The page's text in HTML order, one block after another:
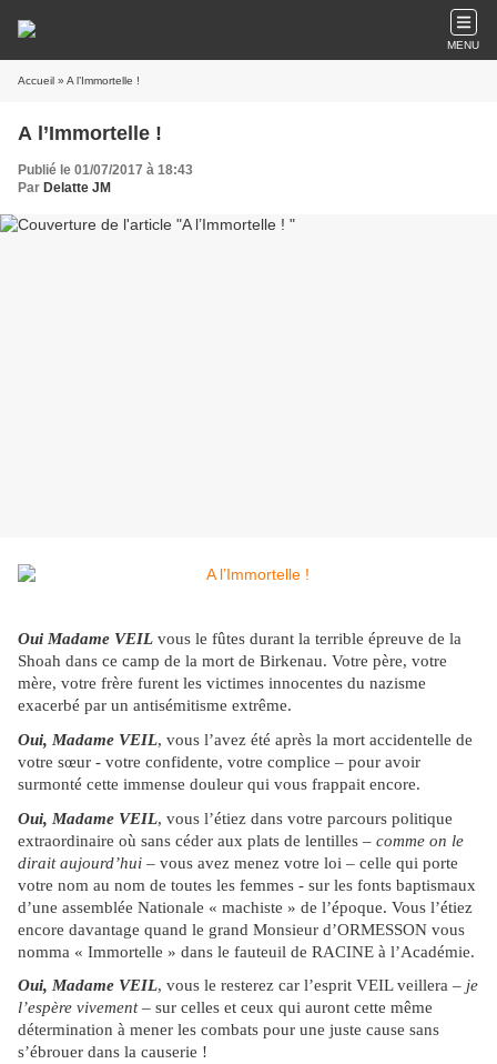
MENU
Accueil » A l’Immortelle !
A l’Immortelle !
Publié le 01/07/2017 à 18:43
Par Delatte JM
Oui Madame VEIL vous le fûtes durant la terrible épreuve de la
Shoah dans ce camp de la mort de Birkenau. Votre père, votre
mère, votre frère furent les victimes innocentes du nazisme
exacerbé par un antisémitisme extrême.
Oui, Madame VEIL, vous l’avez été après la mort accidentelle de
votre sœur - votre confidente, votre complice – pour avoir
surmonté cette immense douleur qui vous frappait encore.
Oui, Madame VEIL, vous l’étiez dans votre parcours politique
extraordinaire où sans céder aux plats de lentilles – comme on le
dirait aujourd’hui – vous avez menez votre loi – celle qui porte
votre nom au nom de toutes les femmes - sur les fonts baptismaux
d’une assemblée Nationale « machiste » de l’époque. Vous l’étiez
encore davantage quand le grand Monsieur d’ORMESSON vous
nomma « Immortelle » dans le fauteuil de RACINE à l’Académie.
Oui, Madame VEIL, vous le resterez car l’esprit VEIL veillera – je
l’espère vivement– sur celles et ceux qui auront cette même
détermination à mener les combats pour une juste cause sans
s’ébrouer dans la causerie !